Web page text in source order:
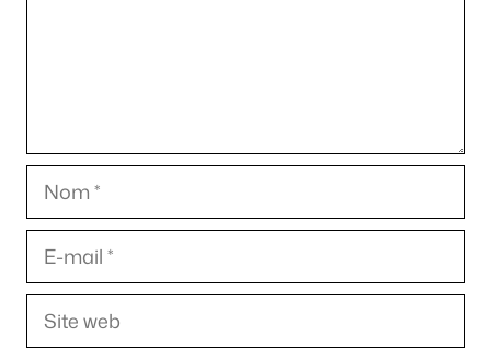
Nom
E-
mail
Site
web